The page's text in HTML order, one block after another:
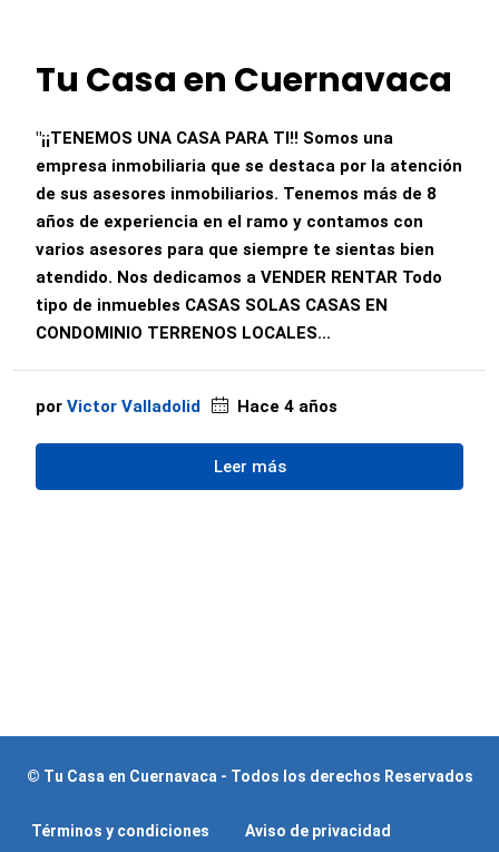
Tu Casa en Cuernavaca
"¡¡TENEMOS UNA CASA PARA TI!! Somos una
empresa inmobiliaria que se destaca por la atención
de sus asesores inmobiliarios. Tenemos más de 8
años de experiencia en el ramo y contamos con
varios asesores para que siempre te sientas bien
atendido. Nos dedicamos a VENDER RENTAR Todo
tipo de inmuebles CASAS SOLAS CASAS EN
CONDOMINIO TERRENOS LOCALES...
por Victor Valladolid Hace 4 años
Leer más
© Tu Casa en Cuernavaca - Todos los derechos Reservados
Términos y condiciones Aviso de privacidad